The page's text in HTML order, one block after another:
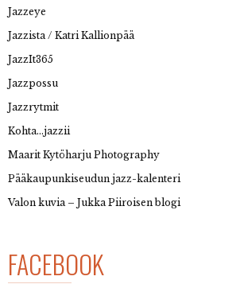
Jazzeye
Jazzista / Katri Kallionpää
JazzIt365
Jazzpossu
Jazzrytmit
Kohta…jazzii
Maarit Kytöharju Photography
Pääkaupunkiseudun jazz-kalenteri
Valon kuvia – Jukka Piiroisen blogi
FACEBOOK